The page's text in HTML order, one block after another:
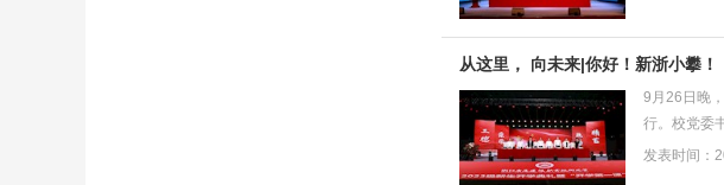
从这里， 向未来|你好！新浙小攀！
9月26日晚
行。校党委
继华，副校
发表时间：